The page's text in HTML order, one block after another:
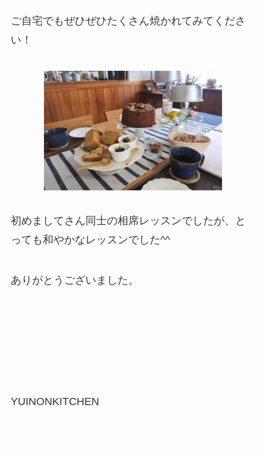
ご自宅でもぜひぜひたくさん焼かれてみてくださ
い！
初めましてさん同士の相席レッスンでしたが、と
っても和やかなレッスンでした^^
ありがとうございました。
YUINONKITCHEN